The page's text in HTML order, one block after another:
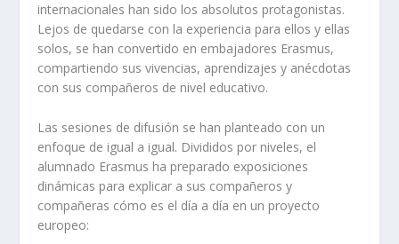
internacionales han sido los absolutos protagonistas.
Lejos de quedarse con la experiencia para ellos y ellas
solos, se han convertido en embajadores Erasmus,
compartiendo sus vivencias, aprendizajes y anécdotas
con sus compañeros de nivel educativo.
Las sesiones de difusión se han planteado con un
enfoque de igual a igual. Divididos por niveles, el
alumnado Erasmus ha preparado exposiciones
dinámicas para explicar a sus compañeros y
compañeras cómo es el día a día en un proyecto
europeo: